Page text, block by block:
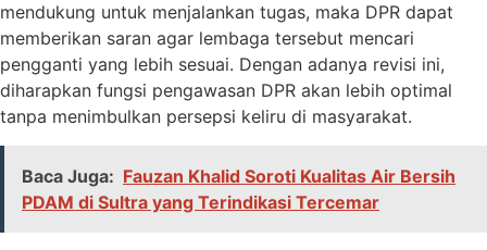
mendukung untuk menjalankan tugas, maka DPR dapat
memberikan saran agar lembaga tersebut mencari
pengganti yang lebih sesuai. Dengan adanya revisi ini,
diharapkan fungsi pengawasan DPR akan lebih optimal
tanpa menimbulkan persepsi keliru di masyarakat.
Baca Juga: Fauzan Khalid Soroti Kualitas Air Bersih
PDAM di Sultra yang Terindikasi Tercemar